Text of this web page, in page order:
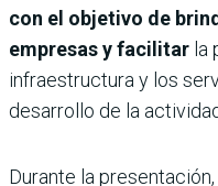
con el objetivo de
empresas y facilitar la
infraestructura y los
desarrollo de la
Durante la